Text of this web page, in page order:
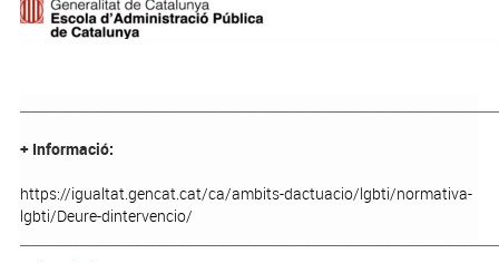
+ Informació:
https://igualtat.gencat.cat/ca/ambits-dactuacio/lgbti/normativa-
lgbti/Deure-dintervencio/